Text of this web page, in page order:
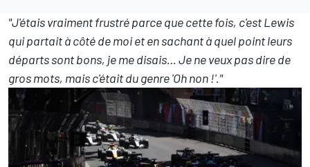
"J'étais vraiment frustré parce que cette fois, c'est Lewis
qui partait à côté de moi et en sachant à quel point leurs
départs sont bons, je me disais… Je ne veux pas dire de
gros mots, mais c'était du genre 'Oh non !'."